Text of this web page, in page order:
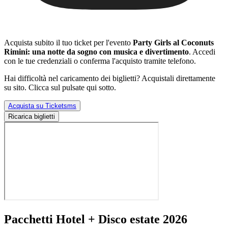
Acquista subito il tuo ticket per l'evento Party Girls al Coconuts
Rimini: una notte da sogno con musica e divertimento. Accedi
con le tue credenziali o conferma l'acquisto tramite telefono.
Hai difficoltà nel caricamento dei biglietti? Acquistali direttamente
su sito. Clicca sul pulsate qui sotto.
Acquista su Ticketsms
Ricarica biglietti
Pacchetti Hotel + Disco estate 2026